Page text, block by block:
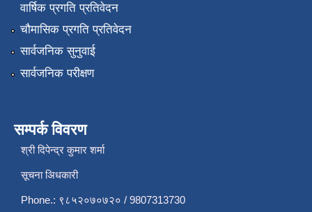
वार्षिक प्रगति प्रतिवेदन
चौमासिक प्रगति प्रतिवेदन
सार्वजनिक सुनुवाई
सार्वजनिक परीक्षण
सम्पर्क विवरण
श्री दिपेन्द्र कुमार शर्मा
सूचना अिधकारी
Phone.: ९८५२०७०७२० / 9807313730